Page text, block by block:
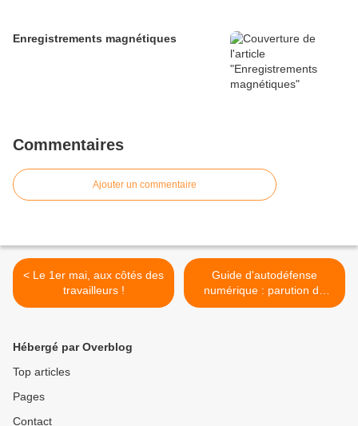
Enregistrements magnétiques
Commentaires
Ajouter un commentaire
< Le 1er mai, aux côtés des
travailleurs !
Guide d'autodéfense
numérique : parution du
premier tome >
Hébergé par Overblog
Top articles
Pages
Contact